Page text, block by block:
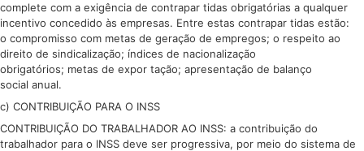
complete com a exigência de contrapar tidas obrigatórias a qualquer
incentivo concedido às empresas. Entre estas contrapar tidas estão:
o compromisso com metas de geração de empregos; o respeito ao
direito de sindicalização; índices de nacionalização
obrigatórios; metas de expor tação; apresentação de balanço
social anual.
c) CONTRIBUIÇÃO PARA O INSS
CONTRIBUIÇÃO DO TRABALHADOR AO INSS: a contribuição do
trabalhador para o INSS deve ser progressiva, por meio do sistema de